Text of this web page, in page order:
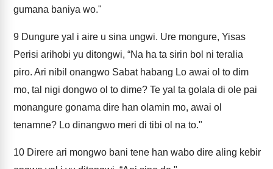
gumana baniya wo."
9 Dungure yal i aire u sina ungwi. Ure mongure, Yisas
Perisi arihobi yu ditongwi, “Na ha ta sirin bol ni teralia
piro. Ari nibil onangwo Sabat habang Lo awai ol to dim
mo, tal nigi dongwo ol to dime? Te yal ta golala di ole pai
monangure gonama dire han olamin mo, awai ol
tenamne? Lo dinangwo meri di tibi ol na to."
10 Direre ari mongwo bani tene han wabo dire aling kebir